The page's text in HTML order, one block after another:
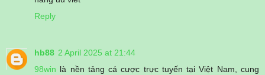
Reply
hb88 2 April 2025 at 21:44
98win là nền tảng cá cược trực tuyến tại Việt Nam, cung